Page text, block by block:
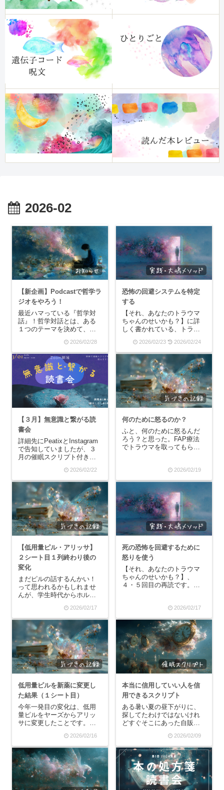
2026-02
【新企画】Podcastで哲学ラ
ジオをやろう！
最近ハマっている『哲学対
話』！哲学対話とは、ある
１つのテーマを決めて、そ
ことを語り合う場です。読
書会やオープンダイアロー
グに似てるなと思っていま
す。普段話さない深い自分
の考えや誰かの考えを聞い
た時に、心の距離がぐっ
と...
2026/02/28
恐怖の回避システムを特定
する
【それ、あなたのトラウマ
ちゃんのせいかも？】に詳
しく書かれている、トラウ
怖の回避システム。人の気
持ちが気になったり、将来
のお金の不安が強烈に出て
きたり、誰かを思い出して
イライラしている時、もし
かしたら"根底にある恐怖...
2026/02/23 2026/02/24
【３月】無意識と繋がる読
書会
詳細先にPeatixとInstagram
で告知していましたが、３
月の催眠スクリプト付き読
いて、４月からは大嶋先生
の本縛りの読書会に変更し
ようかなと考え中です…。
コロコロ変えていて、すみ
ません。進化して、よりよ
い形に安...
2026/02/22
何のために怒るのか？
ふと、何のために怒るんだ
ろう？と思った。FAP療法
でトラウマを取ってもらっ
ンセリングの時に、カウン
セラーさんに「怒りは自分
を守るためのもの」と教え
てもらいました。今でもそ
の言葉は私の御守りで...
2026/02/19
【低用量ピル・アリッサ】
２シート目１列終わり後の
変化
まだピルの話するんかい！
って思われるかもしれませ
んが、学生時代からホルモ
た自分にとっては、低用量
ピルの服用ははじめて抗う
つ剤を飲んだ時と同じぐら
いの感動があります。さ
て、本日でちょうど２シー
ト目の１列目を飲み終わり
ま...
2026/02/17
死の恐怖を回避するために
怒りを使う
【それ、あなたのトラウマ
ちゃんのせいかも？】、
４・５回目の再読です。何
「直したい癖」があります
か？私なら、たとえば嫌な
ことがあってもお菓子をド
カ食いしない。不安になっ
ても相手を問い詰めない。
禁煙...
2026/02/17
低用量ピルを新薬に変更し
た結果（１シート目）
今年一発目の変化は、低用
量ピルをヤーズからアリッ
サに変更したことです。私
用しています。きっかけ
は、毎月重くなっていく生
理痛でした。高校時代か
ら、PMDDのような症状が
ひどいことを母親に嘲笑さ
れてきた自分ですが、生...
2026/02/16
本当に信用していい人を信
用できるスクリプト
ある暑い夏の昼下がりに、
探してたわけではないけれ
どすぐそこにあった自販機
す。そして、コーラ缶のタ
ブを指でぐいっと引っ張る
と、プシュッと炭酸の音が
して、空気中に溶けていき
ました。それから、口をつ
けてぐいっと喉に流し込
む...
2026/02/09